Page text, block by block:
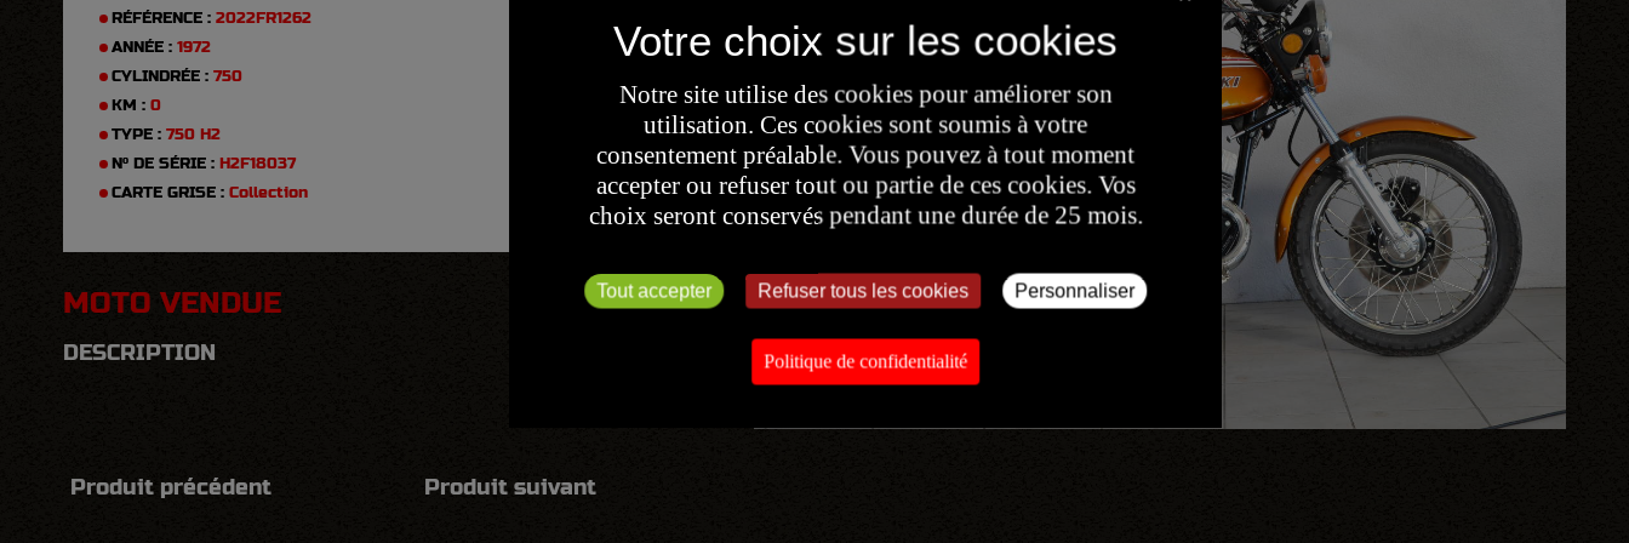
RÉFÉRENCE : 2022FR1262
ANNÉE : 1972
CYLINDRÉE : 750
KM : 0
TYPE : 750 H2
N° DE SÉRIE : H2F18037
CARTE GRISE : Collection
MOTO VENDUE
DESCRIPTION
Produit précédent Produit suivant
Notre site utilise des cookies pour améliorer son
utilisation. Ces cookies sont soumis à votre
consentement préalable. Vous pouvez à tout moment
accepter ou refuser tout ou partie de ces cookies. Vos
choix seront conservés pendant une durée de 25 mois.
Tout accepter Refuser tous les cookies Personnaliser
Politique de confidentialité